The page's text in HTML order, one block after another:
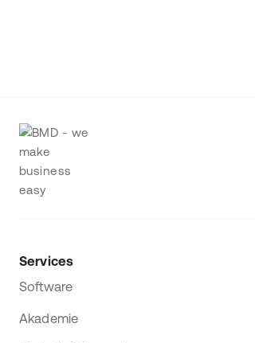
Services
Software
Akademie